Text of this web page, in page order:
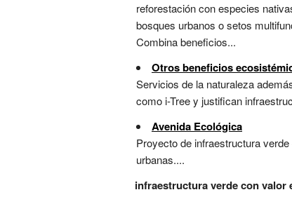
reforestación con especies
bosques urbanos o setos
Combina beneficios...
Otros beneficios
Servicios de la naturaleza
como i-Tree y justifican
Avenida Ecológica
Proyecto de infraestructura
urbanas....
infraestructura verde con valor